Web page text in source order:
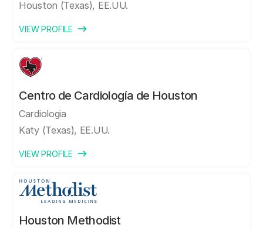
Houston (Texas), EE.UU.
VIEW PROFILE
Centro de Cardiología de Houston
Cardiologia
Katy (Texas), EE.UU.
VIEW PROFILE
Houston Methodist